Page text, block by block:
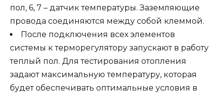
пол, 6, 7 – датчик температуры. Заземляющие
провода соединяются между собой клеммой.
После подключения всех элементов
системы к терморегулятору запускают в работу
теплый пол. Для тестирования отопления
задают максимальную температуру, которая
будет обеспечивать оптимальные условия в